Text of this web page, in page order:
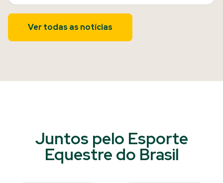
Ver todas as notícias
Juntos pelo Esporte
Equestre do Brasil​